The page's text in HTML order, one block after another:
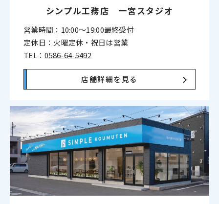
シンプル工務店 一宮スタジオ
営業時間：10:00〜19:00最終受付
定休日：火曜定休・祝日は営業
TEL：0586-64-5492
店舗詳細を見る